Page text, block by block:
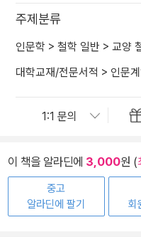
주제분류
인문학 > 철학 일반 > 교양
대학교재/전문서적 > 인문
이 책을 알라딘에 3,000원 (
중고
알라딘에 팔기
회